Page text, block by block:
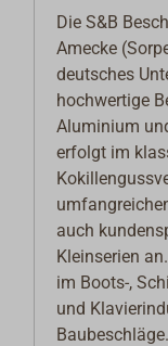
Die S&B
Amecke
deutsches
hochwertige
Aluminium
erfolgt im
auch
Kleinserien
im Boots-,
und